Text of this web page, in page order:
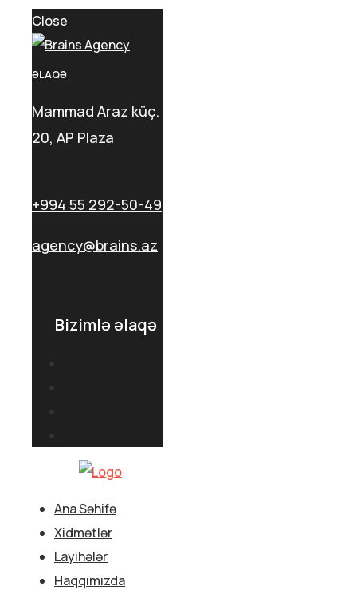
Close
ƏLAQƏ
Mammad Araz küç.
20, AP Plaza
+994 55 292-50-49
agency@brains.az
Bizimlə əlaqə
Ana Səhifə
Xidmətlər
Layihələr
Haqqımızda